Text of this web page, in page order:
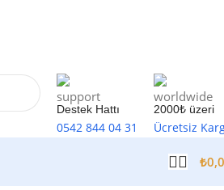
Destek Hattı
0542 844 04 31
2000₺ üzeri
Ücretsiz
₺